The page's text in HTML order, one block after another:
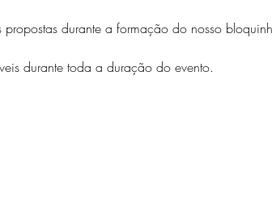
durante a formação do nosso
durante toda a duração do evento.